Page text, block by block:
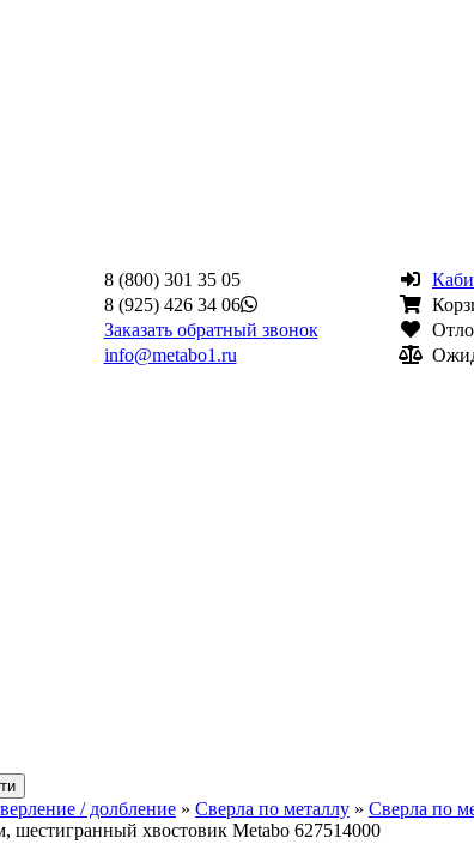
8 (800) 301 35 05
8 (925) 426 34 06
Заказать обратный звонок
info@metabo1.ru
/ долбление » Сверла по металлу » Сверла по
шестигранный хвостовик Metabo 627514000